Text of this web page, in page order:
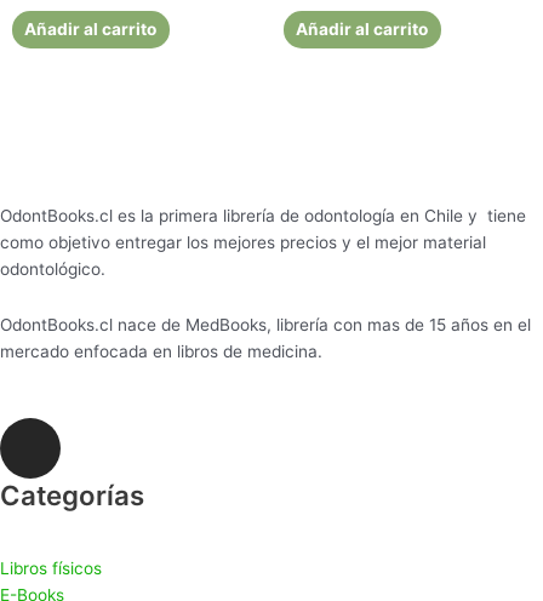
Añadir al carrito Añadir al carrito
OdontBooks.cl es la primera librería de odontología en Chile y tiene
como objetivo entregar los mejores precios y el mejor material
odontológico.
OdontBooks.cl nace de MedBooks, librería con mas de 15 años en el
mercado enfocada en libros de medicina.
I
s
g
Categorías
Libros físicos
E-Books